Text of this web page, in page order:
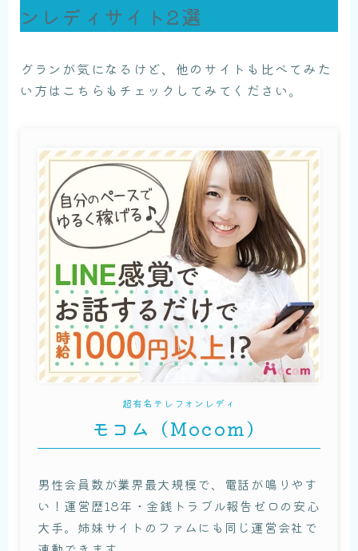
ンレディサイト2選
グランが気になるけど、他のサイトも比べてみた
い方はこちらもチェックしてみてください。
超有名テレフォンレディ
モコム（Mocom）
男性会員数が業界最大規模で、電話が鳴りやす
い！運営歴18年・金銭トラブル報告ゼロの安心
大手。姉妹サイトのファムにも同じ運営会社で